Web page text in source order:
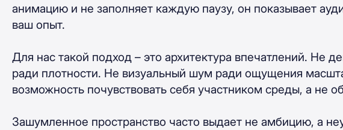
анимацию и не заполняет каждую паузу, он показывает
ваш опыт.
Для нас такой подход – это архитектура впечатлений. Не
ради плотности. Не визуальный шум ради ощущения
возможность почувствовать себя участником среды, а не
Зашумленное пространство часто выдает не амбицию, а